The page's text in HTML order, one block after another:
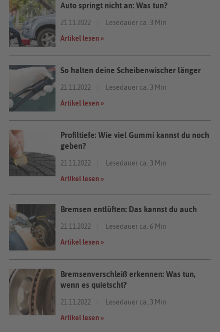
Auto springt nicht an: Was tun?
21.11.2022
Lesedauer ca. 3 Min
Artikel lesen »
So halten deine Scheibenwischer länger
21.11.2022
Lesedauer ca. 3 Min
Artikel lesen »
Profiltiefe: Wie viel Gummi kannst du noch
geben?
21.11.2022
Lesedauer ca. 3 Min
Artikel lesen »
Bremsen entlüften: Das kannst du auch
21.11.2022
Lesedauer ca. 6 Min
Artikel lesen »
Bremsenverschleiß erkennen: Was tun,
wenn es quietscht?
21.11.2022
Lesedauer ca. 3 Min
Artikel lesen »